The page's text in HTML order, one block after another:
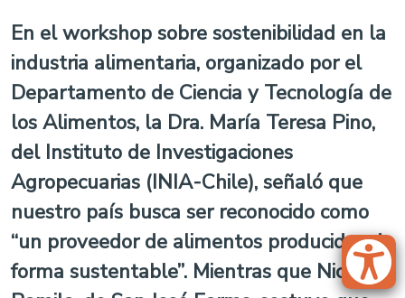
En el workshop sobre sostenibilidad en la
industria alimentaria, organizado por el
Departamento de Ciencia y Tecnología de
los Alimentos, la Dra. María Teresa Pino,
del Instituto de Investigaciones
Agropecuarias (INIA-Chile), señaló que
nuestro país busca ser reconocido como
“un proveedor de alimentos producidos de
forma sustentable”. Mientras que Nicolás